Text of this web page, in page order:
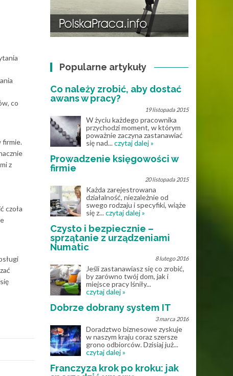
co
firmie.
z
czoła
Popularne artykuły
Co należy zrobić, aby dostać
awans w pracy?
19 listopada 2015
W życiu każdego pracownika
przychodzi moment, w którym
poważnie zaczyna zastanawiać
się nad...czytaj dalej »
Prowadzenie księgowości w
firmie
20 listopada 2015
Każda zarejestrowana
działalność, niezależnie od
swego rodzaju i specyfiki, wiąże
się z...czytaj dalej »
Czysto i bezpiecznie –
sprzątanie z urządzeniami
Numatic
8 lutego 2016
Jeśli zastanawiasz się co zrobić,
by zarówno twój dom, jak i
miejsce pracy lśniły...
czytaj dalej »
Dobrze dobrany system IT
3 marca 2016
Doradztwo biznesowe zyskuje
w naszym kraju coraz szersze
grono odbiorców. Dzisiaj już...
czytaj dalej »
Franczyza krok po kroku: jak